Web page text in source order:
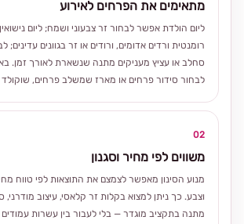
מתאימים את הפרחים לאירוע
ליום הולדת אפשר לבחור זר צבעוני ושמח; ליום
רומנטית ורדים אדומים, ורודים או זר בגוונים עדינים;
סחלב או עציץ מעניקים מתנה שנשארת לאורך זמן.
לבחור סידור פרחים או מארז שמשלב פרחים, שוקולד
02
משווים לפי מחיר וסגנון
מנוע הסינון מאפשר לצמצם את התוצאות לפי טווח
וצבע. כך ניתן למצוא בקלות זר קלאסי, עיצוב מודרני,
מתנה בתקציב מוגדר — בלי לעבור בין עשרות עמודים